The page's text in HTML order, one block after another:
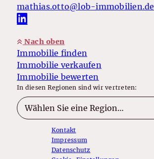
mathias.otto@lob-immobilien.de
In diesen Regionen sind wir vertreten:
Nach oben
Immobilie finden
Immobilie verkaufen
Immobilie bewerten
Kontakt
Impressum
Datenschutz